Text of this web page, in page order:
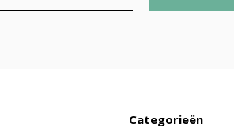
Categorieën